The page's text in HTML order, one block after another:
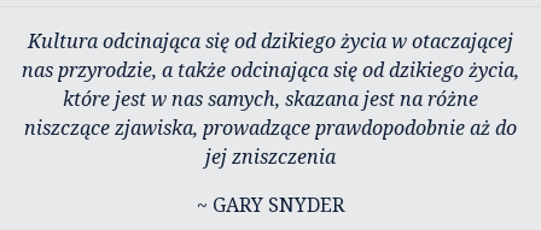
Kultura odcinająca się od dzikiego życia w otaczającej
nas przyrodzie, a także odcinająca się od dzikiego życia,
które jest w nas samych, skazana jest na różne
niszczące zjawiska, prowadzące prawdopodobnie aż do
jej zniszczenia
~ GARY SNYDER